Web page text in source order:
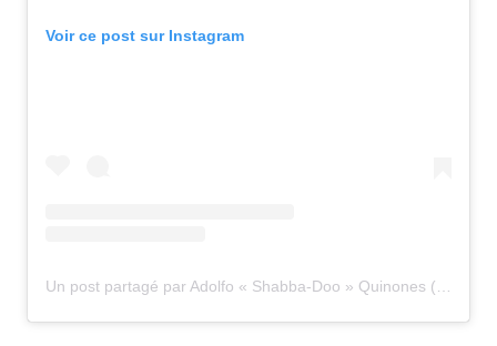
Voir ce post sur Instagram
Un post partagé par Adolfo « Shabba-Doo » Quinones (@officialshabbadoo)